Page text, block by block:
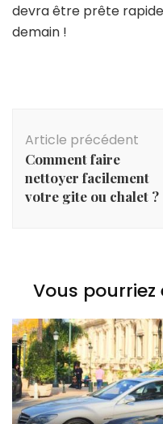
devra être prête
demain !
d'article
Article précédent
Comment faire
nettoyer facilement
votre gite ou chalet ?
Vous